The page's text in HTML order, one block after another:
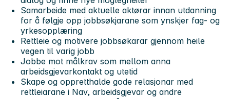
Samarbeide med aktuelle aktørar innan utdanning
for å følgje opp jobbsøkjarane som ynskjer fag- og
yrkesopplæring
Rettleie og motivere jobbsøkarar gjennom heile
vegen til varig jobb
Jobbe mot målkrav som mellom anna
arbeidsgjevarkontakt og utetid
Skape og oppretthalde gode relasjonar med
rettleiarane i Nav, arbeidsgjevar og andre